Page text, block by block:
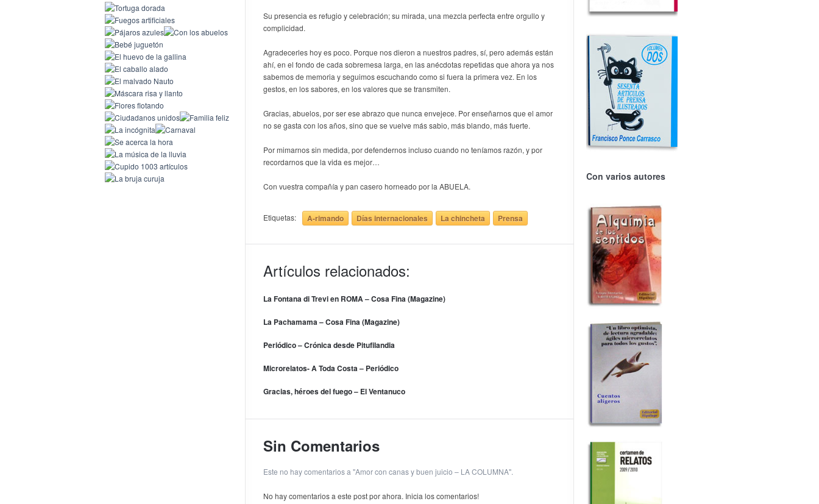
Con varios autores
Su presencia es refugio y celebración; su mirada, una mezcla perfecta entre orgullo y
complicidad.
Agradecerles hoy es poco. Porque nos dieron a nuestros padres, sí, pero además están
ahí, en el fondo de cada sobremesa larga, en las anécdotas repetidas que ahora ya nos
sabemos de memoria y seguimos escuchando como si fuera la primera vez. En los
gestos, en los sabores, en los valores que se transmiten.
Gracias, abuelos, por ser ese abrazo que nunca envejece. Por enseñarnos que el amor
no se gasta con los años, sino que se vuelve más sabio, más blando, más fuerte.
Por mimarnos sin medida, por defendernos incluso cuando no teníamos razón, y por
recordarnos que la vida es mejor…
Con vuestra compañía y pan casero horneado por la ABUELA.
Etiquetas: A-rimando Días internacionales La chincheta Prensa
Artículos relacionados:
La Fontana di Trevi en ROMA – Cosa Fina (Magazine)
La Pachamama – Cosa Fina (Magazine)
Periódico – Crónica desde Pitufilandia
Microrelatos- A Toda Costa – Periódico
Gracias, héroes del fuego – El Ventanuco
Sin Comentarios
Este no hay comentarios a "Amor con canas y buen juicio – LA COLUMNA".
No hay comentarios a este post por ahora. Inicia los comentarios!